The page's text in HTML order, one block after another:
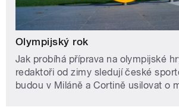
Olympijský rok
Jak probíhá příprava na olympijské
redaktoři od zimy sledují české
budou v Miláně a Cortině usilovat o